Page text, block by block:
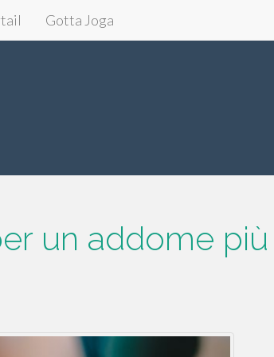
Gotta Joga
un addome più